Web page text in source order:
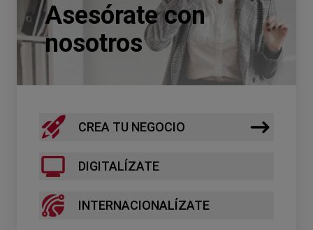
Asesórate con
nosotros
CREA TU NEGOCIO
DIGITALÍZATE
INTERNACIONALÍZATE